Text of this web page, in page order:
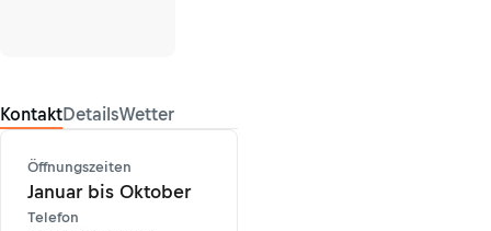
KontaktDetailsWetter
Öffnungszeiten
Januar bis Oktober
Telefon